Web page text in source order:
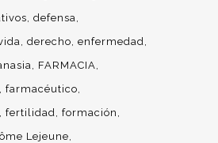
defensa
derecho enfermedad
FARMACIA
farmacéutico
fertilidad formación
Lejeune